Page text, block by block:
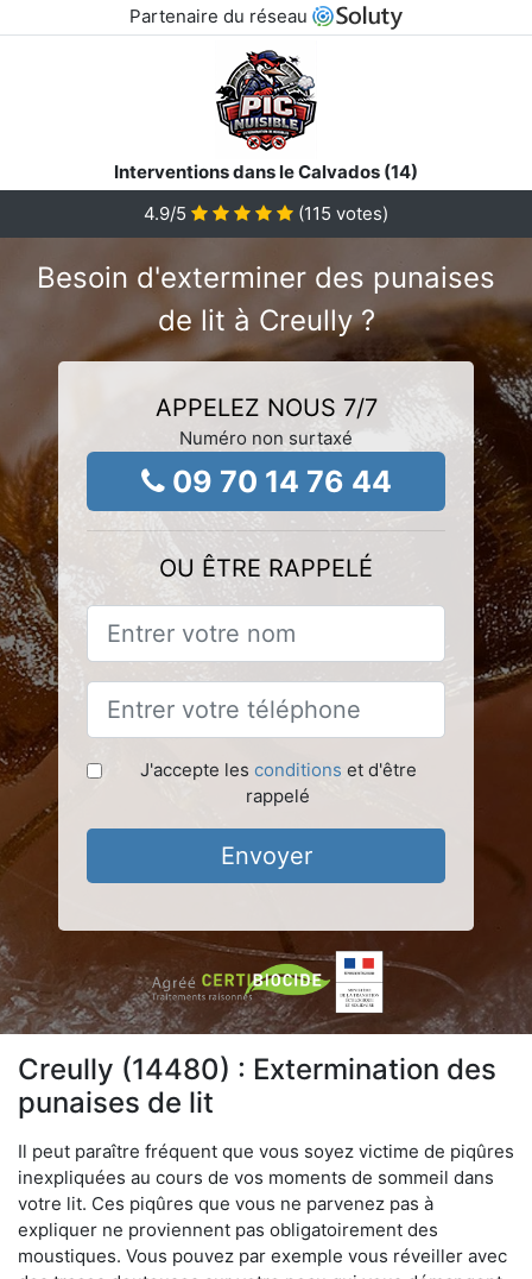
Partenaire du réseau
Interventions dans le Calvados (14)
4.9/5 (115 votes)
Besoin d'exterminer des punaises
de lit à Creully ?
APPELEZ NOUS 7/7
Numéro non surtaxé
09 70 14 76 44
OU ÊTRE RAPPELÉ
J'accepte les conditions et d'être
rappelé
Envoyer
Creully (14480) : Extermination des
punaises de lit
Il peut paraître fréquent que vous soyez victime de piqûres
inexpliquées au cours de vos moments de sommeil dans
votre lit. Ces piqûres que vous ne parvenez pas à
expliquer ne proviennent pas obligatoirement des
moustiques. Vous pouvez par exemple vous réveiller avec